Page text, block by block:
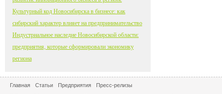
Культурный код Новосибирска в бизнесе: как
сибирский характер влияет на предпринимательство
Индустриальное наследие Новосибирской области:
предприятия, которые сформировали экономику
региона
Главная Статьи Предприятия Пресс-релизы